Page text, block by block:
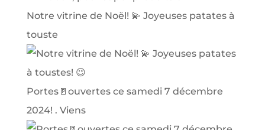
Notre vitrine de Noël! 💫 Joyeuses patates à
touste
Portes🚪ouvertes ce samedi 7 décembre
2024! . Viens